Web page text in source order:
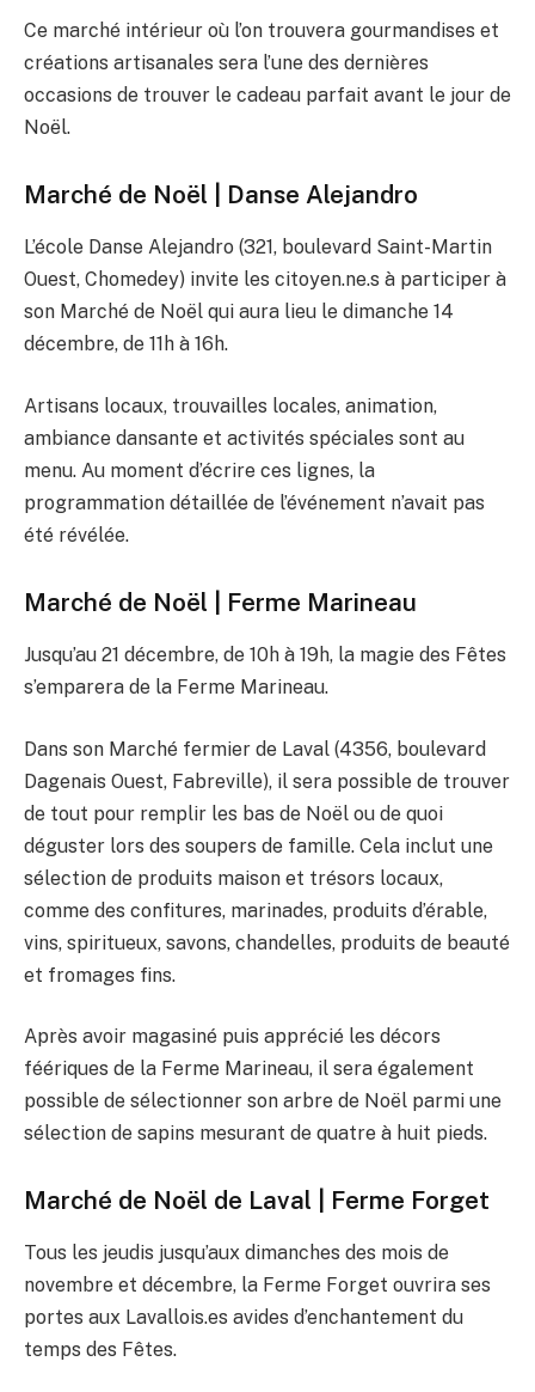
Ce marché intérieur où l’on trouvera gourmandises et
créations artisanales sera l’une des dernières
occasions de trouver le cadeau parfait avant le jour de
Noël.
Marché de Noël | Danse Alejandro
L’école Danse Alejandro (321, boulevard Saint-Martin
Ouest, Chomedey) invite les citoyen.ne.s à participer à
son Marché de Noël qui aura lieu le dimanche 14
décembre, de 11h à 16h.
Artisans locaux, trouvailles locales, animation,
ambiance dansante et activités spéciales sont au
menu. Au moment d’écrire ces lignes, la
programmation détaillée de l’événement n’avait pas
été révélée.
Marché de Noël | Ferme Marineau
Jusqu’au 21 décembre, de 10h à 19h, la magie des Fêtes
s’emparera de la Ferme Marineau.
Dans son Marché fermier de Laval (4356, boulevard
Dagenais Ouest, Fabreville), il sera possible de trouver
de tout pour remplir les bas de Noël ou de quoi
déguster lors des soupers de famille. Cela inclut une
sélection de produits maison et trésors locaux,
comme des confitures, marinades, produits d’érable,
vins, spiritueux, savons, chandelles, produits de beauté
et fromages fins.
Après avoir magasiné puis apprécié les décors
féériques de la Ferme Marineau, il sera également
possible de sélectionner son arbre de Noël parmi une
sélection de sapins mesurant de quatre à huit pieds.
Marché de Noël de Laval | Ferme Forget
Tous les jeudis jusqu’aux dimanches des mois de
novembre et décembre, la Ferme Forget ouvrira ses
portes aux Lavallois.es avides d’enchantement du
temps des Fêtes.